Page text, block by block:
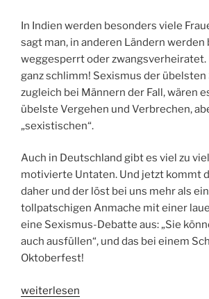
In Indien werden besonders viele
sagt man, in anderen Ländern
weggesperrt oder zwangsverheiratet.
ganz schlimm! Sexismus der übelsten
zugleich bei Männern der Fall, wären
übelste Vergehen und Verbrechen,
„sexistischen“.
Auch in Deutschland gibt es viel zu
motivierte Untaten. Und jetzt kommt
daher und der löst bei uns mehr als
tollpatschigen Anmache mit einer
eine Sexismus-Debatte aus: „Sie
auch ausfüllen“, und das bei einem
Oktoberfest!
„Au
weiterlesen